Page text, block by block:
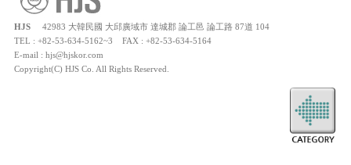
HJS42983 大韓民國 大邱廣域市 達城郡 論工邑 論工路 87道 104
TEL : +82-53-634-5162~3 FAX : +82-53-634-5164
E-mail : hjs@hjskor.com
Copyright(C) HJS Co. All Rights Reserved.